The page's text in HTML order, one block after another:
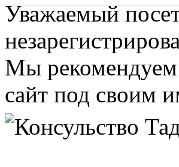
Уважаемый
Мы
сайт под своим